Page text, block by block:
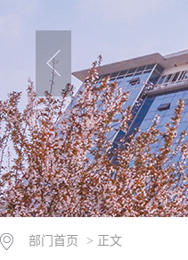
部门首页 > 正文